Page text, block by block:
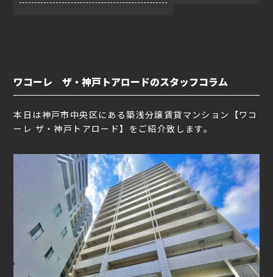
ワコーレ ザ・神戸トアロードのスタッフコラム
本日は神戸市中央区にある築浅分譲賃貸マンション【ワコ
ーレ ザ・神戸トアロード】をご紹介致します。